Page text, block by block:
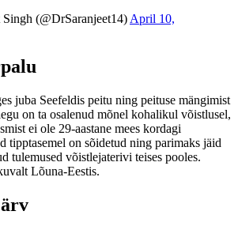
(@DrSaranjeet14) April 10,
juba Seefeldis peitu ning peituse mängimist
on ta osalenud mõnel kohalikul võistlusel,
ei ole 29-aastane mees kordagi
tipptasemel on sõidetud ning parimaks jäid
tulemused võistlejaterivi teises pooles.
Lõuna-Eestis.